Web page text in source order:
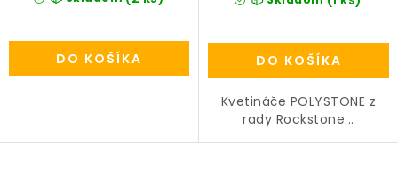
DO KOŠÍKA DO KOŠÍKA
Kvetináče POLYSTONE z
rady Rockstone...